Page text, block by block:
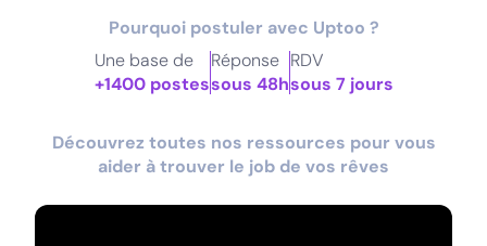
Pourquoi postuler avec Uptoo ?
Une base de
+1400 postes
Réponse
sous 48h
RDV
sous 7 jours
Découvrez toutes nos ressources pour vous
aider à trouver le job de vos rêves